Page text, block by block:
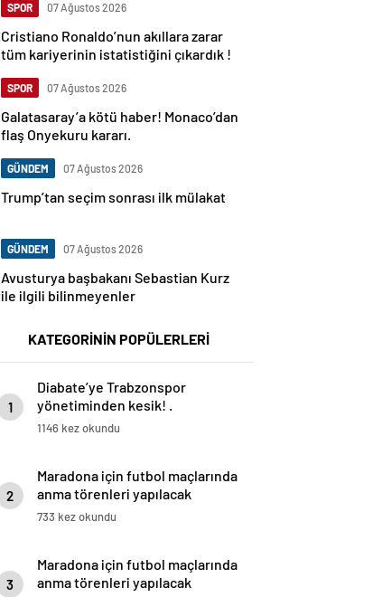
SPOR 07 Ağustos 2026
Cristiano Ronaldo’nun akıllara zarar
tüm kariyerinin istatistiğini çıkardık !
SPOR 07 Ağustos 2026
Galatasaray’a kötü haber! Monaco’dan
flaş Onyekuru kararı.
GÜNDEM 07 Ağustos 2026
Trump’tan seçim sonrası ilk mülakat
GÜNDEM 07 Ağustos 2026
Avusturya başbakanı Sebastian Kurz
ile ilgili bilinmeyenler
KATEGORİNİN POPÜLERLERİ
1
Diabate’ye Trabzonspor
yönetiminden kesik! .
1146 kez okundu
2
Maradona için futbol maçlarında
anma törenleri yapılacak
733 kez okundu
3
Maradona için futbol maçlarında
anma törenleri yapılacak